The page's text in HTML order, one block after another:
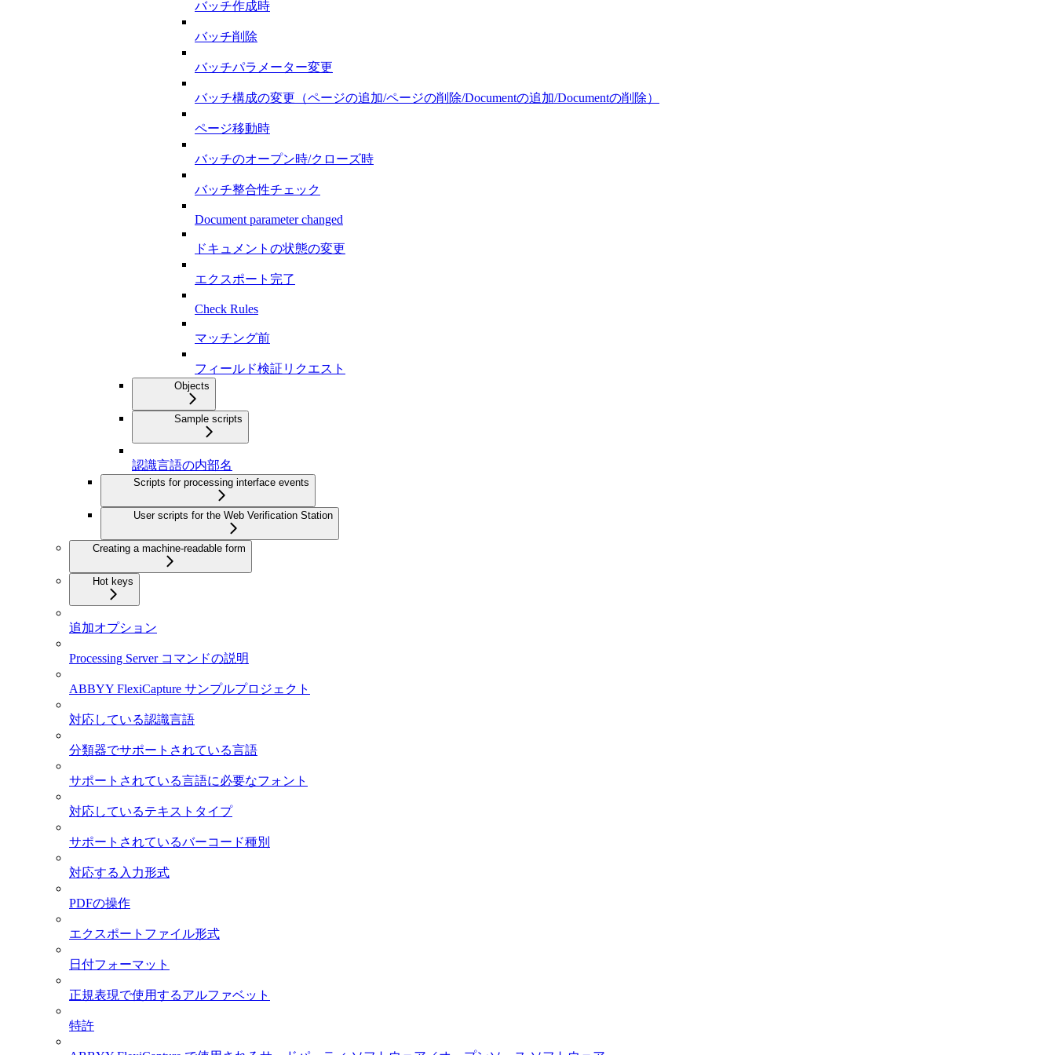
バッチ作成時
バッチ削除
バッチパラメーター変更
バッチ構成の変更（ページの追加/ページの削除/Documentの追加/Documentの削除）
ページ移動時
バッチのオープン時/クローズ時
バッチ整合性チェック
Document parameter changed
ドキュメントの状態の変更
エクスポート完了
Check Rules
マッチング前
フィールド検証リクエスト
Objects
Sample scripts
認識言語の内部名
Scripts for processing interface events
User scripts for the Web Verification Station
Creating a machine-readable form
Hot keys
追加オプション
Processing Server コマンドの説明
ABBYY FlexiCapture サンプルプロジェクト
対応している認識言語
分類器でサポートされている言語
サポートされている言語に必要なフォント
対応しているテキストタイプ
サポートされているバーコード種別
対応する入力形式
PDFの操作
エクスポートファイル形式
日付フォーマット
正規表現で使用するアルファベット
特許